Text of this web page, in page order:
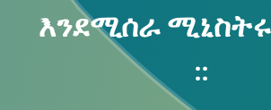
እንደሚሰራ ሚኒስትሩ
::